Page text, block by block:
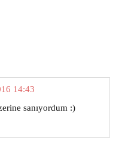
14:43
sanıyordum :)